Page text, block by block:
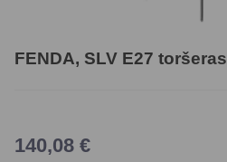
FENDA, SLV E27 toršeras
140,08 €